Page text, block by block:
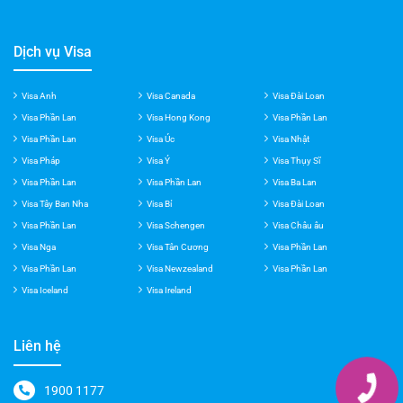
Visa Anh
Visa Phần Lan
Visa Phần Lan Visa Úc Visa Nhật
Visa Pháp Visa Ý Visa Thụy Sĩ
Visa Phần Lan Visa Phần Lan Visa Ba Lan
Visa Tây Ban Nha Visa Bỉ Visa Đài Loan
Visa Phần Lan Visa Schengen Visa Châu âu
Visa Nga Visa Tân Cương Visa Phần Lan
Visa Phần Lan Visa Newzealand Visa Phần Lan
Visa Iceland Visa Ireland
1900 1177